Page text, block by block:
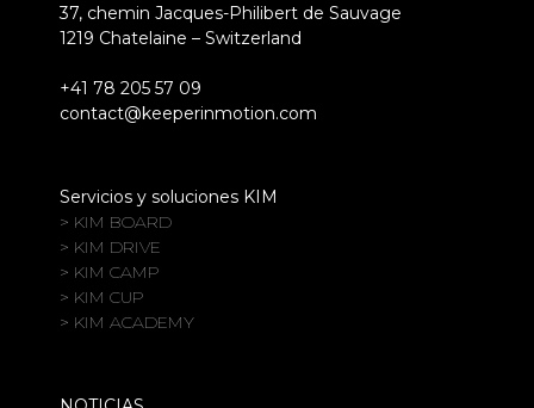
37, chemin Jacques-Philibert de Sauvage
1219 Chatelaine – Switzerland
+41 78 205 57 09
contact@keeperinmotion.com
Servicios y soluciones KIM
> KIM BOARD
> KIM DRIVE
> KIM CAMP
> KIM CUP
> KIM ACADEMY